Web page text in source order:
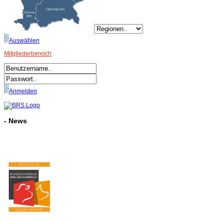
Auswählen
Mitgliederbereich
Anmelden
- News